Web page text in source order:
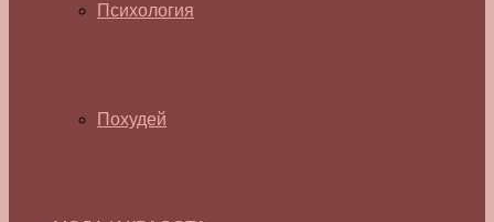
Психология
Похудей